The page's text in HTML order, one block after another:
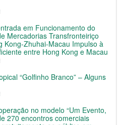
em Funcionamento do
Mercadorias Transfronteiriço
Kong-Zhuhai-Macau Impulso à
entre Hong Kong e Macau
“Golfinho Branco” – Alguns
no modelo “Um Evento,
270 encontros comerciais